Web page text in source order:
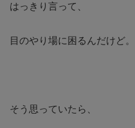
はっきり言って、
目のやり場に困るんだけど。
そう思っていたら、